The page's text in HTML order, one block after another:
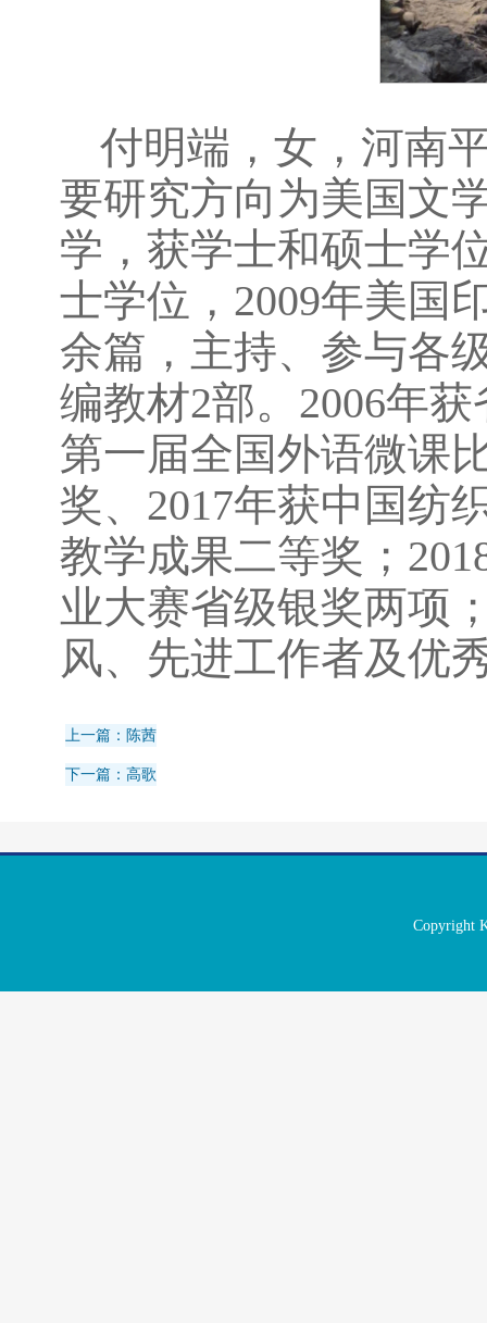
付明端，女，河南
要研究方向为美国文
学，获学士和硕士学
士学位，2009年美国
余篇，主持、参与各
编教材2部。2006年
第一届全国外语微课
奖、2017年获中国纺
教学成果二等奖；
业大赛省级银奖两项
风、先进工作者及优
上一篇：陈茜
下一篇：高歌
Copyright